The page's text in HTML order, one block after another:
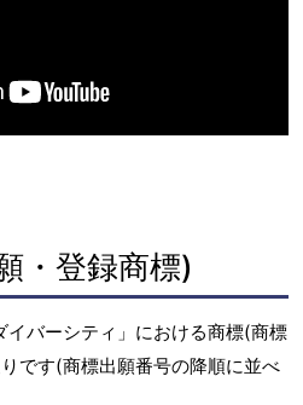
・登録商標)
バーシティ」における商標(商標
です(商標出願番号の降順に並べ